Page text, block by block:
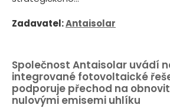
Zadavatel:Antaisolar
Společnost Antaisolar uvádí
integrované fotovoltaické
podporuje přechod na
nulovými emisemi uhlíku